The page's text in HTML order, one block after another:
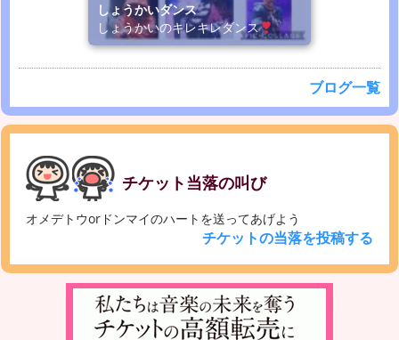
しょうかいダンス
しょうかいのキレキレダンス
ブログ一覧
チケット当落の叫び
オメデトウorドンマイのハートを送ってあげよう
チケットの当落を投稿する